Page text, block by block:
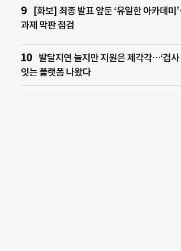
[화보] 최종 발표 앞둔 ‘유일한 아카데미
과제 막판 점검
발달지연 늘지만 지원은 제각각…‘검사
잇는 플랫폼 나왔다